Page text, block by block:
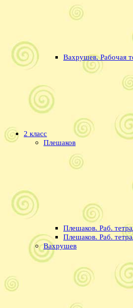
Вахрушев. Рабочая
2 класс
Плешаков
Плешаков. Раб.
Плешаков. Раб.
Вахрушев